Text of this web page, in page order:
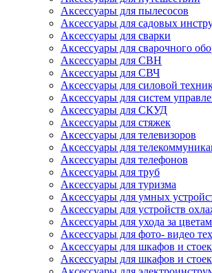
Аксессуары для пылесосов
Аксессуары для садовых
Аксессуары для сварки
Аксессуары для сварочного
Аксессуары для СВН
Аксессуары для СВЧ
Аксессуары для силовой
Аксессуары для систем
Аксессуары для СКУД
Аксессуары для стяжек
Аксессуары для телевизоров
Аксессуары для
Аксессуары для телефонов
Аксессуары для труб
Аксессуары для туризма
Аксессуары для умных
Аксессуары для устройств
Аксессуары для ухода за
Аксессуары для фото- видео
Аксессуары для шкафов и стоек
Аксессуары для шкафов и стоек